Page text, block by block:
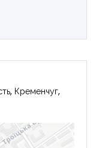
Кременчуг,